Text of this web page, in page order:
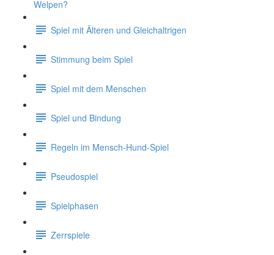
Welpen?
Spiel mit Älteren und Gleichaltrigen
Stimmung beim Spiel
Spiel mit dem Menschen
Spiel und Bindung
Regeln im Mensch-Hund-Spiel
Pseudospiel
Spielphasen
Zerrspiele